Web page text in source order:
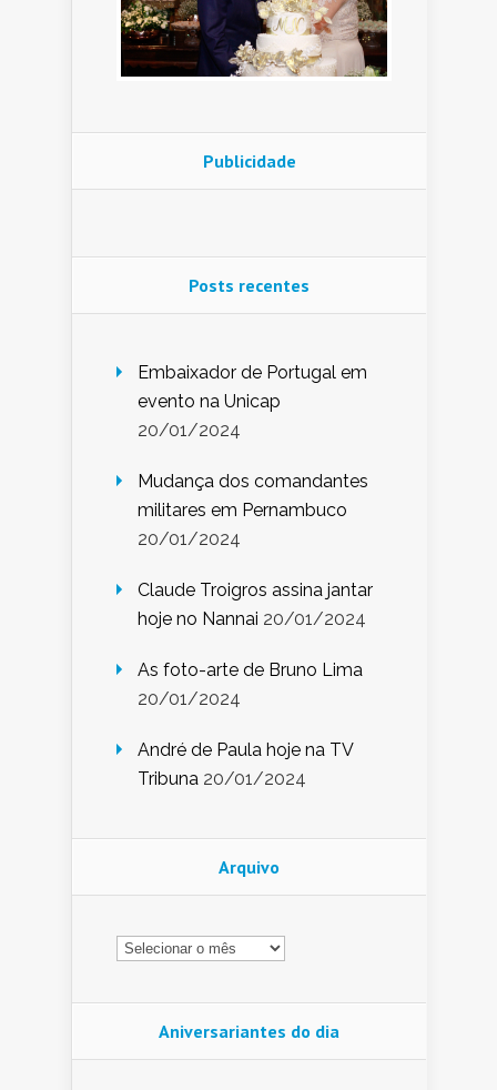
Publicidade
Posts recentes
Embaixador de Portugal em
evento na Unicap
20/01/2024
Mudança dos comandantes
militares em Pernambuco
20/01/2024
Claude Troigros assina jantar
hoje no Nannai 20/01/2024
As foto-arte de Bruno Lima
20/01/2024
André de Paula hoje na TV
Tribuna 20/01/2024
Arquivo
Arquivo
Aniversariantes do dia